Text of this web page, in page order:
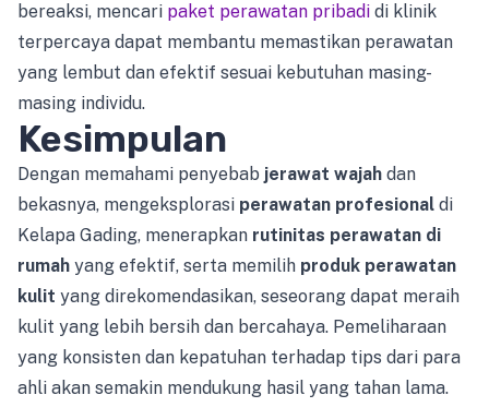
bereaksi, mencari paket perawatan pribadi di klinik
terpercaya dapat membantu memastikan perawatan
yang lembut dan efektif sesuai kebutuhan masing-
masing individu.
Kesimpulan
Dengan memahami penyebab jerawat wajah dan
bekasnya, mengeksplorasi perawatan profesional di
Kelapa Gading, menerapkan rutinitas perawatan di
rumah yang efektif, serta memilih produk perawatan
kulit yang direkomendasikan, seseorang dapat meraih
kulit yang lebih bersih dan bercahaya. Pemeliharaan
yang konsisten dan kepatuhan terhadap tips dari para
ahli akan semakin mendukung hasil yang tahan lama.